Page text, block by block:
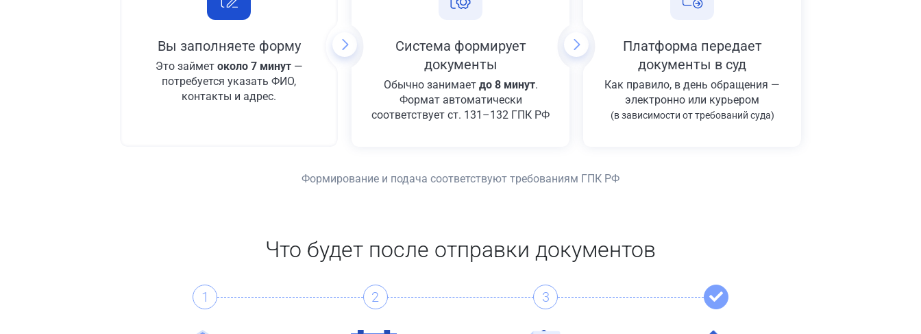
Вы заполняете форму
Это займет около 7 минут—
потребуется указать ФИО,
контакты и адрес.
Система формирует
документы
Обычно занимает до 8 минут.
Формат автоматически
соответствует ст. 131–132 ГПК РФ
Платформа передает
документы в суд
Как правило, в день обращения —
электронно или курьером
(в зависимости от требований суда)
Формирование и подача соответствуют требованиям ГПК РФ
Что будет после отправки документов
1 2 3